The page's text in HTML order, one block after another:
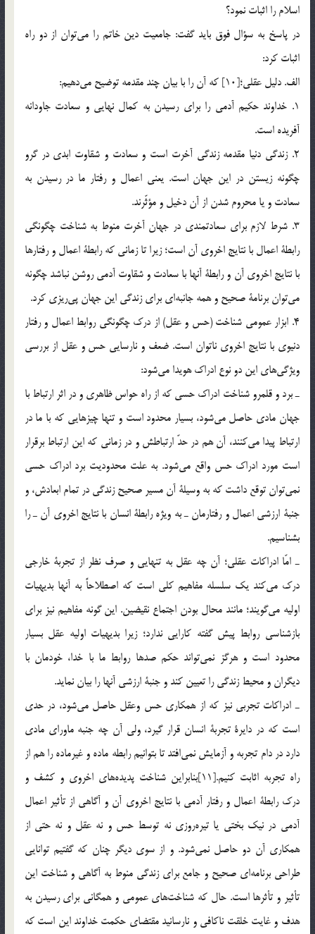
اسلام را اثبات نمود؟
در پاسخ به سؤال فوق بايد گفت: جامعيت دين خاتم را مي‌توان از دو راه
اثبات كرد:
الف. دليل عقلي؛[10] كه آن را با بيان چند مقدمه توضيح مي‌دهيم:
1. خداوند حكيم آدمي را براي رسيدن به كمال نهايي و سعادت جاودانه
آفريده است.
2. زندگي دنيا مقدمه زندگي آخرت است و سعادت و شقاوت ابدي در گرو
چگونه زيستن در اين جهان است. يعني اعمال و رفتار ما در رسيدن به
سعادت و يا محروم شدن از آن دخيل و مؤثّرند.
3. شرط لازم براي سعادتمندي در جهان آخرت منوط به شناخت چگونگي
رابطة اعمال با نتايج اخروي آن است؛ زيرا تا زماني كه رابطة اعمال و رفتارها
با نتايج اخروي آن و رابطة آنها با سعادت و شقاوت آدمي روشن نباشد چگونه
مي‌توان برنامة صحيح و همه جانبه‌اي براي زندگي اين جهان پي‌ريزي كرد.
4. ابزار عمومي شناخت (حس و عقل) از درك چگونگي روابط اعمال و رفتار
دنيوي با نتايج اخروي ناتوان است. ضعف و نارسايي حس و عقل از بررسي
ويژگي‌هاي اين دو نوع ادراك هويدا مي‌شود:
ـ برد و قلمرو شناخت ادراك حسي كه از راه حواس ظاهري و در اثر ارتباط با
جهان مادي حاصل مي‌شود، بسيار محدود است و تنها چيزهايي كه با ما در
ارتباط پيدا مي‌كنند، آن هم در حدّ ارتباطش و در زماني كه اين ارتباط برقرار
است مورد ادراك حس واقع مي‌شود. به علت محدوديت برد ادراك حسي
نمي‌توان توقع داشت كه به وسيلة آن مسير صحيح زندگي در تمام ابعادش، و
جنبة ‌ارزشي اعمال و رفتارمان ـ به ويژه رابطة انسان با نتايج اخروي آن‌ ـ را
بشناسيم.
ـ امّا ادراكات عقلي؛ آن چه عقل به تنهايي و صرف نظر از تجربة خارجي
درك مي‌كند يك سلسله مفاهيم كلي است كه اصطلاحاً به آنها بديهيات
اوليه مي‌گويند؛ مانند محال بودن اجتماع نقيضين. اين گونه مفاهيم نيز براي
بازشناسي روابط پيش گفته كارايي ندارد؛ زيرا بديهيات اوليه عقل بسيار
محدود است و هرگز نمي‌تواند حكم صدها روابط ما با خدا، خودمان با
ديگران و محيط زندگي را تعيين كند و جنبة ارزشي آنها را بيان نمايد.
ـ ادراكات تجربي نيز كه از همكاري حس وعقل حاصل مي‌شود، در حدي
است كه در دايرة تجربة انسان قرار گيرد، ولي آن چه جنبه ‌ماوراي مادي
دارد در دام تجربه و آزمايش نمي‌افتد تا بتوانيم رابطه ماده و غيرماده را هم از
راه تجربه اثابت كنيم.[11]بنابراين شناخت پديده‌هاي اخروي و كشف و
درك رابطة اعمال و رفتار آدمي با نتايج اخروي آن و آگاهي از تأثير اعمال
آدمي در نيك بختي يا تيره‌روزي نه توسط حس و نه عقل و نه حتي از
همكاري آن دو حاصل نمي‌شود. و از سوي ديگر چنان كه گفتيم توانايي
طراحي برنامه‌اي صحيح و جامع براي زندگي منوط به آگاهي و شناخت اين
تأثير و تأثرها است. حال كه شناخت‌هاي عمومي و همگاني براي رسيدن به
هدف و غايت خلقت ناكافي و نارسانيد مقتضاي حكمت خداوند اين است كه